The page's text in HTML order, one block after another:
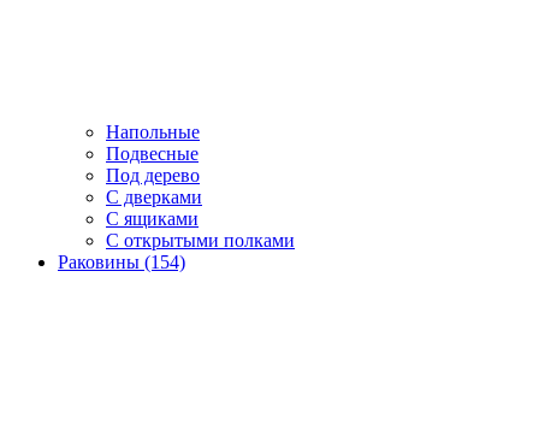
Напольные
Подвесные
Под дерево
С дверками
С ящиками
С открытыми полками
Раковины (154)